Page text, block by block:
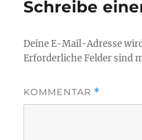
Schreibe
Deine E-Mail-Adresse
Erforderliche Felder sind
KOMMENTAR *